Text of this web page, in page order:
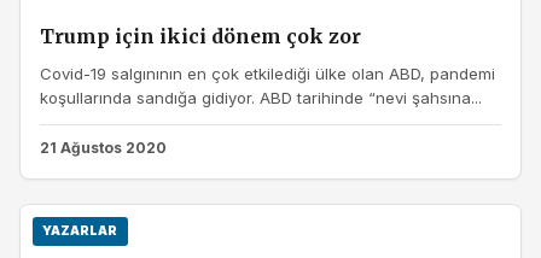
Trump için ikici dönem çok zor
Covid-19 salgınının en çok etkilediği ülke olan ABD, pandemi
koşullarında sandığa gidiyor. ABD tarihinde “nevi şahsına...
21 Ağustos 2020
YAZARLAR